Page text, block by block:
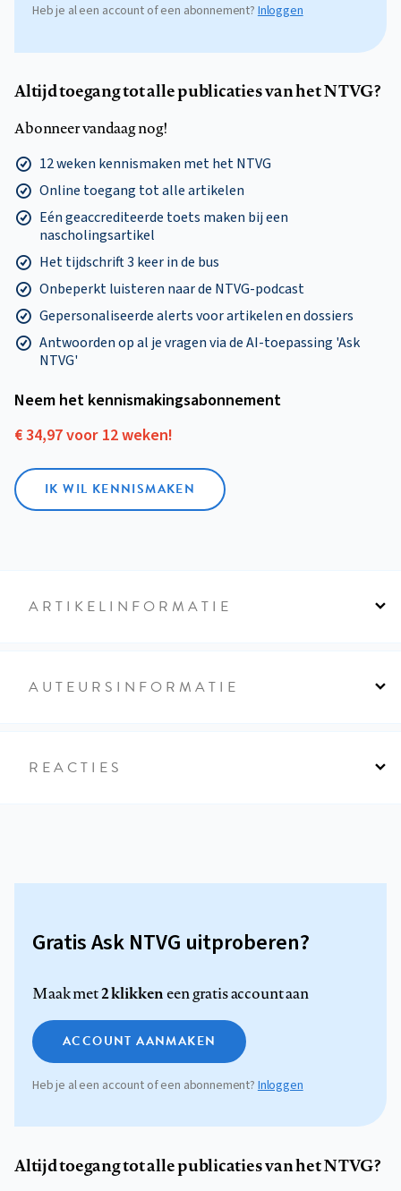
Heb je al een account of een abonnement? Inloggen
Altijd toegang tot alle publicaties van het NTVG?
Abonneer vandaag nog!
12 weken kennismaken met het NTVG
Online toegang tot alle artikelen
Eén geaccrediteerde toets maken bij een
nascholingsartikel
Het tijdschrift 3 keer in de bus
Onbeperkt luisteren naar de NTVG-podcast
Gepersonaliseerde alerts voor artikelen en dossiers
Antwoorden op al je vragen via de AI-toepassing 'Ask
NTVG'
Neem het kennismakings­abonnement
€ 34,97 voor 12 weken!
IK WIL KENNISMAKEN
ARTIKELINFORMATIE
AUTEURSINFORMATIE
REACTIES
Gratis Ask NTVG uitproberen?
Maak met2 klikkeneen gratis account aan
ACCOUNT AANMAKEN
Heb je al een account of een abonnement? Inloggen
Altijd toegang tot alle publicaties van het NTVG?